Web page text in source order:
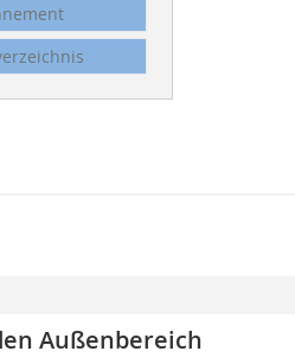
Außenbereich